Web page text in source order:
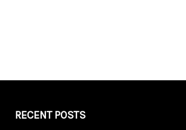
RECENT POSTS